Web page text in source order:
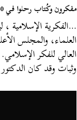
مفكرون وكُتاب رحلوا في 2020.. رُفعت الأقلام وجفت الصحف !
…الفكرية الإسلامية
العلماء، والمجلس
العالي للفكر
وثبات وقد كان الدكتور